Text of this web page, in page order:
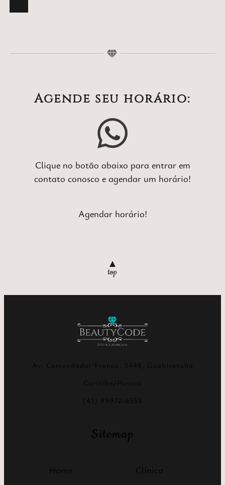
Agende seu horário:
Clique no botão abaixo para entrar em
contato conosco e agendar um horário!
Agendar horário!
▲
Av. Comendador Franco, 3448, Guabirotuba
Curitiba/Paraná
(41) 99972-6553
Sitemap
Home
Clínica